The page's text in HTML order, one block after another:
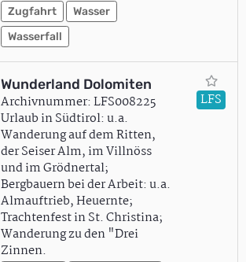
Zugfahrt
Wasser
Wasserfall
Wunderland Dolomiten
Archivnummer: LFS008225
Urlaub in Südtirol: u.a.
Wanderung auf dem Ritten,
der Seiser Alm, im Villnöss
und im Grödnertal;
Bergbauern bei der Arbeit: u.a.
Almauftrieb, Heuernte;
Trachtenfest in St. Christina;
Wanderung zu den "Drei
Zinnen.
LFS